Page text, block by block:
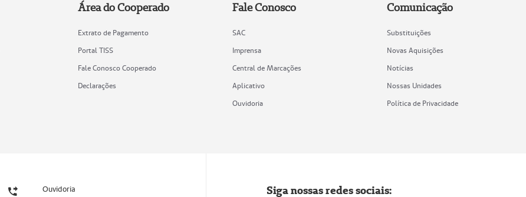
Área do Cooperado
Extrato de Pagamento
Portal TISS
Fale Conosco Cooperado
Declarações
Fale Conosco
SAC
Imprensa
Central de Marcações
Aplicativo
Ouvidoria
Comunicação
Substituições
Novas Aquisições
Notícias
Nossas Unidades
Política de Privacidade
Ouvidoria Siga nossas redes sociais: